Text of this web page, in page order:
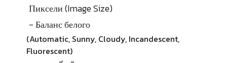
Пиксели (Image Size)
- Баланс белого
(Automatic, Sunny, Cloudy, Incandescent,
Fluorescent)